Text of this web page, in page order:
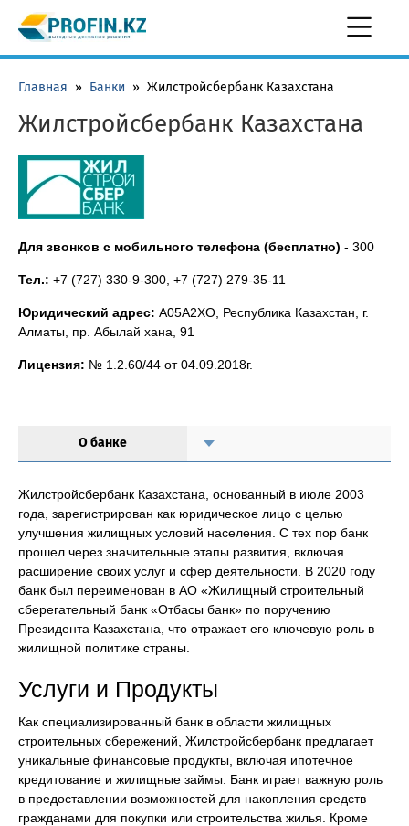
Главная » Банки » Жилстройсбербанк Казахстана
Жилстройсбербанк Казахстана
Для звонков с мобильного телефона (бесплатно) - 300
Тел.: +7 (727) 330-9-300, +7 (727) 279-35-11
Юридический адрес: A05A2XO, Республика Казахстан, г.
Алматы, пр. Абылай хана, 91
Лицензия: № 1.2.60/44 от 04.09.2018г.
О банке
Жилстройсбербанк Казахстана, основанный в июле 2003
года, зарегистрирован как юридическое лицо с целью
улучшения жилищных условий населения. С тех пор банк
прошел через значительные этапы развития, включая
расширение своих услуг и сфер деятельности. В 2020 году
банк был переименован в АО «Жилищный строительный
сберегательный банк «Отбасы банк» по поручению
Президента Казахстана, что отражает его ключевую роль в
жилищной политике страны.
Услуги и Продукты
Как специализированный банк в области жилищных
строительных сбережений, Жилстройсбербанк предлагает
уникальные финансовые продукты, включая ипотечное
кредитование и жилищные займы. Банк играет важную роль
в предоставлении возможностей для накопления средств
гражданами для покупки или строительства жилья. Кроме